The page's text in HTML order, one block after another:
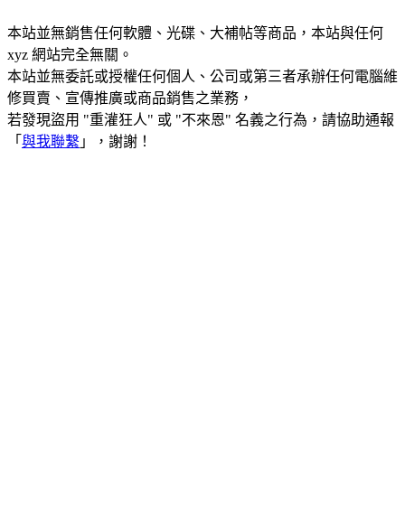
本站並無銷售任何軟體、光碟、大補帖等商品，本站與任何
xyz 網站完全無關。
本站並無委託或授權任何個人、公司或第三者承辦任何電腦維
修買賣、宣傳推廣或商品銷售之業務，
若發現盜用 "重灌狂人" 或 "不來恩" 名義之行為，請協助通報
「 與我聯繫 」，謝謝！